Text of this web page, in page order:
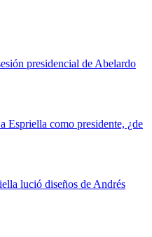
presidencial de Abelardo
Espriella como presidente, ¿de
lució diseños de Andrés